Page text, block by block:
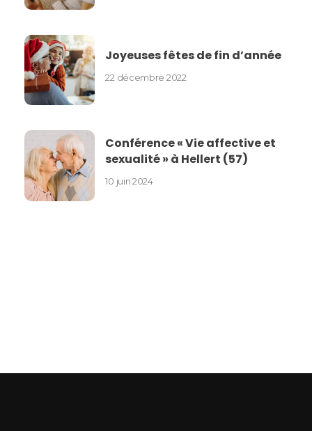
Joyeuses fêtes de fin d’année
22 décembre 2022
Conférence « Vie affective et
sexualité » à Hellert (57)
10 juin 2024